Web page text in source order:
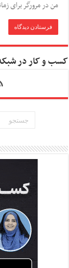
من در مرورگر برای
کسب و کار در